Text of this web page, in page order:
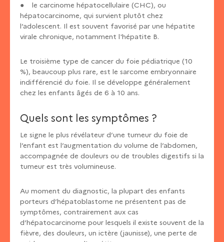
● le carcinome hépatocellulaire (CHC), ou
hépatocarcinome, qui survient plutôt chez
l’adolescent. Il est souvent favorisé par une hépatite
virale chronique, notamment l'hépatite B.
Le troisième type de cancer du foie pédiatrique (10
%), beaucoup plus rare, est le sarcome embryonnaire
indifférencié du foie. Il se développe généralement
chez les enfants âgés de 6 à 10 ans.
Quels sont les symptômes ?
Le signe le plus révélateur d’une tumeur du foie de
l’enfant est l’augmentation du volume de l’abdomen,
accompagnée de douleurs ou de troubles digestifs si la
tumeur est très volumineuse.
Au moment du diagnostic, la plupart des enfants
porteurs d’hépatoblastome ne présentent pas de
symptômes, contrairement aux cas
d’hépatocarcinome pour lesquels il existe souvent de la
fièvre, des douleurs, un ictère (jaunisse), une perte de